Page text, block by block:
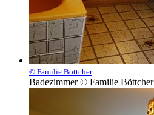
© Familie Böttcher
Badezimmer © Familie Böttcher